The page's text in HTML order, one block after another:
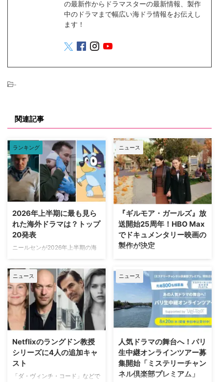
の最新作からドラマスターの最新情報、製作
中のドラマまで幅広い海ドラ情報をお伝えし
ます！
-
関連記事
ランキング
2026年上半期に最も見ら
れた海外ドラマは？トップ
20発表
ニールセンが2026年上半期の海
発表。「総合」「オリジナルドラ
マ」「非オリジナルドラマ（※放
映権を獲得した他社作品）」とい
う3部門における全米でのストリ
ーミング（配信）ランキングを紹
介しよう。 2026年上半期 配信ラ
ンキング（ニールセン調べ）
年6月28日（日）までの順位は以
下の通り。 総合 『ストレンジャ
ー・シングス 未知の世界』
（Netflix／計42話）…232億
ニュース
『ギルモア・ガールズ』放
送開始25周年！HBO Max
でドキュメンタリー映画の
製作が決定
ワーナー・ブラザース・テレビジ
ードラマの金字塔『ギルモア・ガ
ールズ』を振り返る初の公式ドキ
ュメンタリー映画を制作中である
ことが明らかになった。2000年
から2007年にかけて放送され、
いまなお絶大な人気を誇る本作。
する今作は、HBO Maxにて配信
される予定だ。監督を務めるの
は、ドキュメンタリー映画『ある
アスリートの告発』で高い評価を
ニュース
Netflixのラングドン教授
シリーズに4人の追加キャ
スト
「ダ・ヴィンチ・コード」などで
ニュース
人気ドラマの舞台へ！パリ
生中継オンラインツアー募
集開始「ミステリーチャン
ネル倶楽部プレミアム」